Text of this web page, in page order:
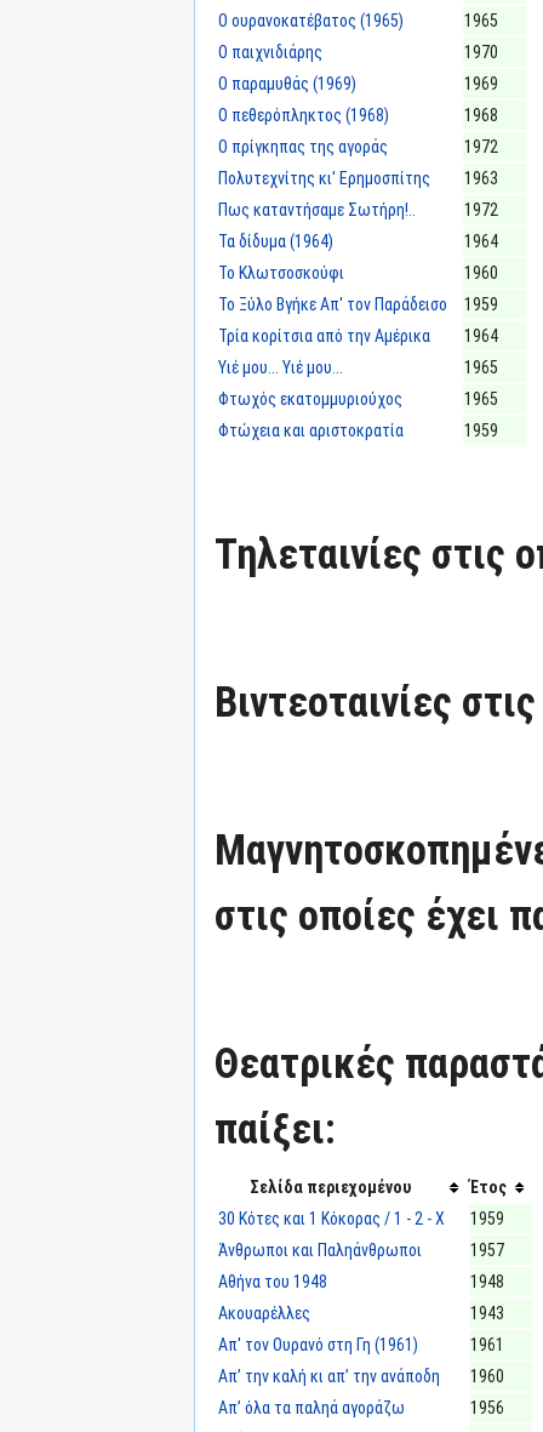
Ο ουρανοκατέβατος (1965)
1965
Ο παιχνιδιάρης
1970
Ο παραμυθάς (1969)
1969
Ο πεθερόπληκτος (1968)
1968
Ο πρίγκηπας της αγοράς
1972
Πολυτεχνίτης κι' Ερημοσπίτης
1963
Πως καταντήσαμε Σωτήρη!..
1972
Τα δίδυμα (1964)
1964
Το Κλωτσοσκούφι
1960
Το Ξύλο Βγήκε Απ' τον Παράδεισο
1959
Τρία κορίτσια από την Αμέρικα
1964
Υιέ μου... Υιέ μου...
1965
Φτωχός εκατομμυριούχος
1965
Φτώχεια και αριστοκρατία
1959
Τηλεταινίες στις
Βιντεοταινίες
στις οποίες έχει
Θεατρικές
παίξει:
Σελίδα περιεχομένου
Έτος
30 Κότες και 1 Κόκορας / 1 - 2 - Χ
1959
Άνθρωποι και Παληάνθρωποι
1957
Αθήνα του 1948
1948
Ακουαρέλλες
1943
Απ' τον Ουρανό στη Γη (1961)
1961
Απ’ την καλή κι απ’ την ανάποδη
1960
Απ’ όλα τα παληά αγοράζω
1956